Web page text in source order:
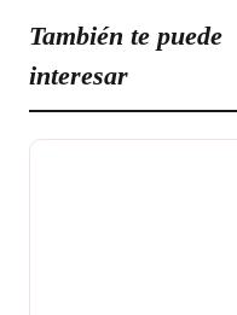
También te puede
interesar